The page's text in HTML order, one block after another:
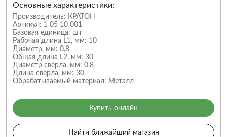
Основные характеристики:
Производитель: КРАТОН
Артикул: 1 05 10 001
Базовая единица: шт
Рабочая длина L1, мм: 10
Диаметр, мм: 0,8
Общая длина L2, мм: 30
Диаметр сверла, мм: 0.8
Длина сверла, мм: 30
Обрабатываемый материал: Металл
Купить онлайн
Найти ближайший магазин